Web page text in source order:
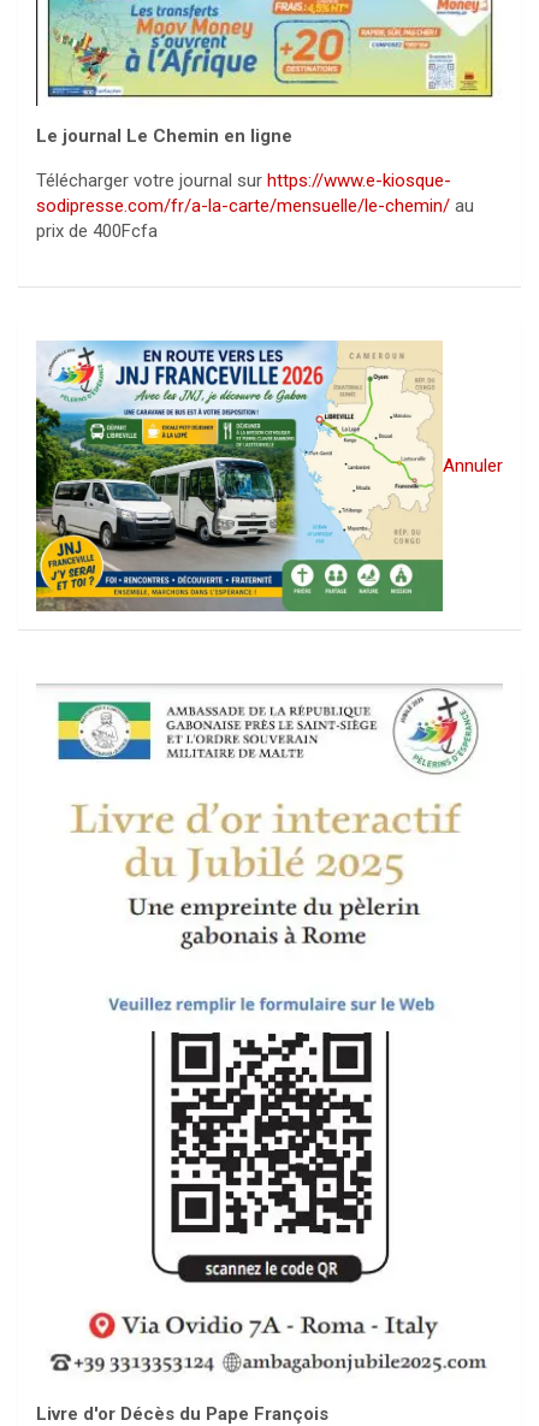
Le journal Le Chemin en ligne
Télécharger votre journal sur https://www.e-kiosque-
sodipresse.com/fr/a-la-carte/mensuelle/le-chemin/ au
prix de 400Fcfa
Annuler
Livre d'or Décès du Pape François